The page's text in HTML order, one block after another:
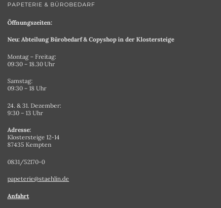
PAPETERIE & BÜROBEDARF
Öffnungszeiten:
Neu: Abteilung Bürobedarf & Copyshop in der Klostersteige
Montag – Freitag:
09:30 – 18.30 Uhr
Samstag:
09:30 – 18 Uhr
24. & 31. Dezember:
9:30 – 13 Uhr
Adresse:
Klostersteige 12-14
87435 Kempten
0831/52170-0
papeterie@staehlin.de
Anfahrt